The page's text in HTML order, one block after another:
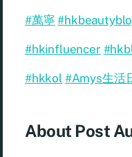
#萬寧
#hkinfluencer
#hkkol #Amys生活
About Post